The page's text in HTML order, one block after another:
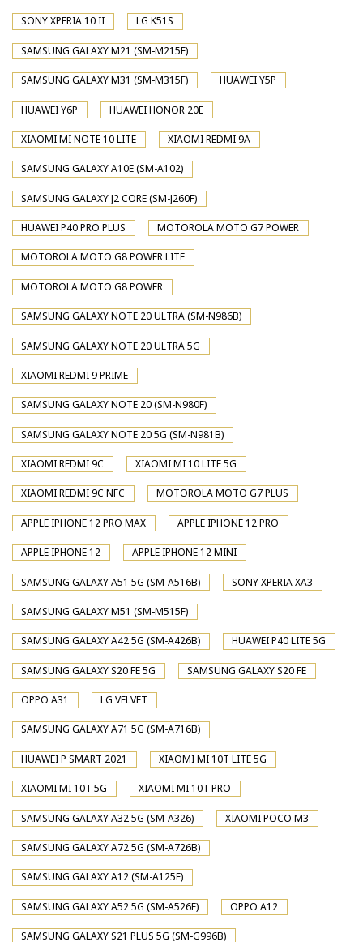
SONY XPERIA 10 II LG K51S
SAMSUNG GALAXY M21 (SM-M215F)
SAMSUNG GALAXY M31 (SM-M315F) HUAWEI Y5P
HUAWEI Y6P HUAWEI HONOR 20E
XIAOMI MI NOTE 10 LITE XIAOMI REDMI 9A
SAMSUNG GALAXY A10E (SM-A102)
SAMSUNG GALAXY J2 CORE (SM-J260F)
HUAWEI P40 PRO PLUS MOTOROLA MOTO G7 POWER
MOTOROLA MOTO G8 POWER LITE
MOTOROLA MOTO G8 POWER
SAMSUNG GALAXY NOTE 20 ULTRA (SM-N986B)
SAMSUNG GALAXY NOTE 20 ULTRA 5G
XIAOMI REDMI 9 PRIME
SAMSUNG GALAXY NOTE 20 (SM-N980F)
SAMSUNG GALAXY NOTE 20 5G (SM-N981B)
XIAOMI REDMI 9C XIAOMI MI 10 LITE 5G
XIAOMI REDMI 9C NFC MOTOROLA MOTO G7 PLUS
APPLE IPHONE 12 PRO MAX APPLE IPHONE 12 PRO
APPLE IPHONE 12 APPLE IPHONE 12 MINI
SAMSUNG GALAXY A51 5G (SM-A516B) SONY XPERIA XA3
SAMSUNG GALAXY M51 (SM-M515F)
SAMSUNG GALAXY A42 5G (SM-A426B) HUAWEI P40 LITE 5G
SAMSUNG GALAXY S20 FE 5G SAMSUNG GALAXY S20 FE
OPPO A31 LG VELVET
SAMSUNG GALAXY A71 5G (SM-A716B)
HUAWEI P SMART 2021 XIAOMI MI 10T LITE 5G
XIAOMI MI 10T 5G XIAOMI MI 10T PRO
SAMSUNG GALAXY A32 5G (SM-A326) XIAOMI POCO M3
SAMSUNG GALAXY A72 5G (SM-A726B)
SAMSUNG GALAXY A12 (SM-A125F)
SAMSUNG GALAXY A52 5G (SM-A526F) OPPO A12
SAMSUNG GALAXY S21 PLUS 5G (SM-G996B)